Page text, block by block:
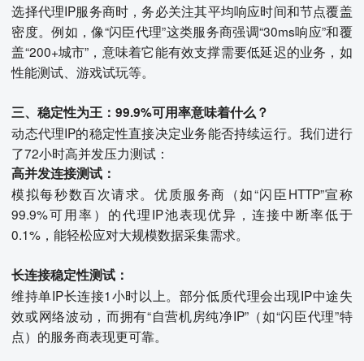
选择代理IP服务商时，务必关注其平均响应时间和节点覆盖
密度。例如，像“闪臣代理”这类服务商强调“30ms响应”和覆
盖“200+城市”，意味着它能有效支撑需要低延迟的业务，如
性能测试、游戏试玩等。
三、稳定性为王：99.9%可用率意味着什么？
动态代理IP的稳定性直接决定业务能否持续运行。我们进行
了72小时高并发压力测试：
高并发连接测试：
模拟每秒数百次请求。优质服务商（如“闪臣HTTP”宣称
99.9%可用率）的代理IP池表现优异，连接中断率低于
0.1%，能轻松应对大规模数据采集需求。
长连接稳定性测试：
维持单IP长连接1小时以上。部分低质代理会出现IP中途失
效或网络波动，而拥有“自营机房纯净IP”（如“闪臣代理”特
点）的服务商表现更可靠。